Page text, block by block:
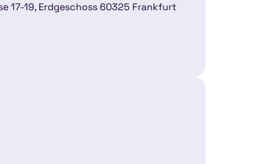
17-19, Erdgeschoss 60325 Frankfurt